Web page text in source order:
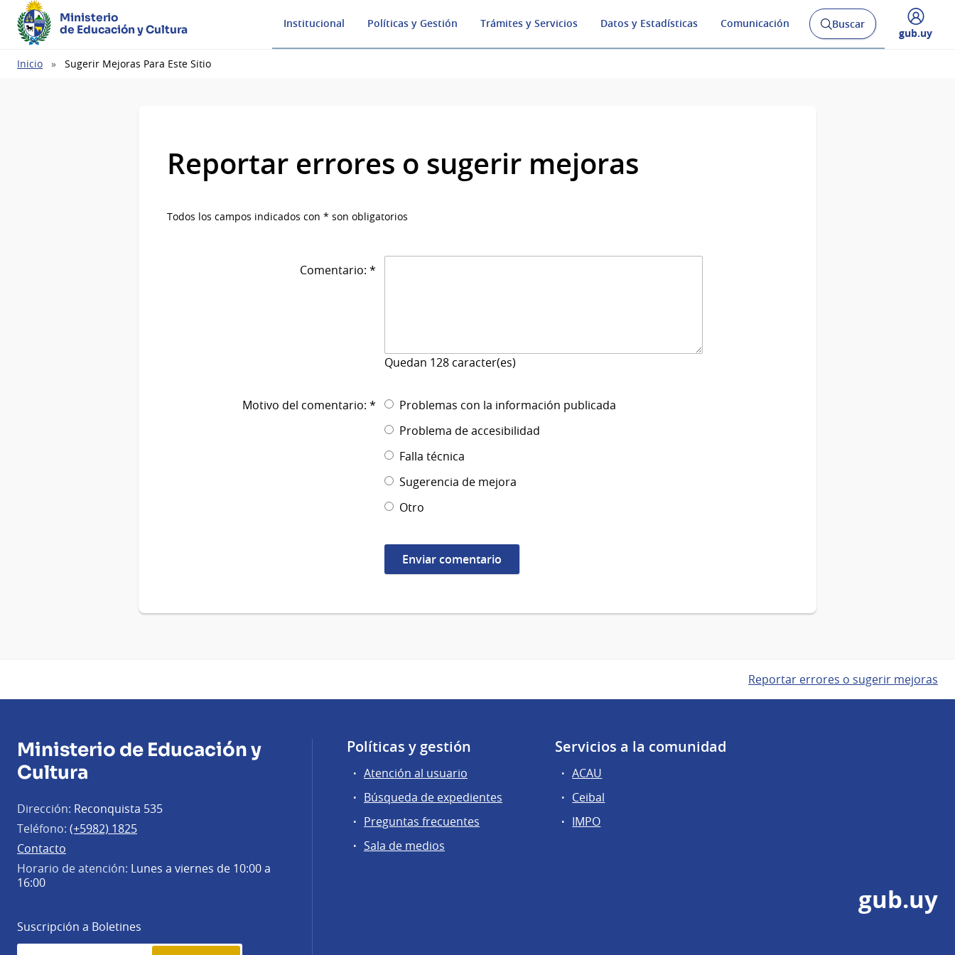
Ministerio
de Educación y Cultura
Institucional Políticas y Gestión Trámites y Servicios Datos y Estadísticas Comunicación
Abrir
buscador
Buscar
Desplegar
gub.uy
Ruta
Inicio Sugerir Mejoras Para Este Sitio
Reportar errores o sugerir mejoras
Todos los campos indicados con * son obligatorios
Comentario: *
Quedan 128 caracter(es)
Motivo del comentario: *
Problemas con la información publicada
Problema de accesibilidad
Falla técnica
Sugerencia de mejora
Otro
Reportar errores o sugerir mejoras
Ministerio de Educación y
Cultura
Dirección: Reconquista 535
Teléfono: (+5982) 1825
Contacto
Horario de atención: Lunes a viernes de 10:00 a
16:00
Suscripción a Boletines
Simplenews
Políticas y gestión
Atención al usuario
Búsqueda de expedientes
Preguntas frecuentes
Sala de medios
Servicios a la comunidad
ACAU
Ceibal
IMPO
gub.uy